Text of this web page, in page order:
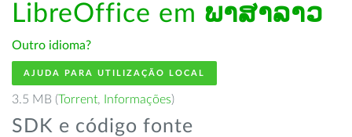
LibreOffice em ພາສາລາວ
Outro idioma?
AJUDA PARA UTILIZAÇÃO LOCAL
3.5 MB (Torrent, Informações)
SDK e código fonte